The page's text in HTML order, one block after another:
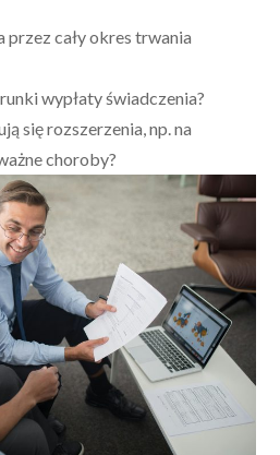
przez cały okres trwania
wypłaty świadczenia?
się rozszerzenia, np. na
choroby?